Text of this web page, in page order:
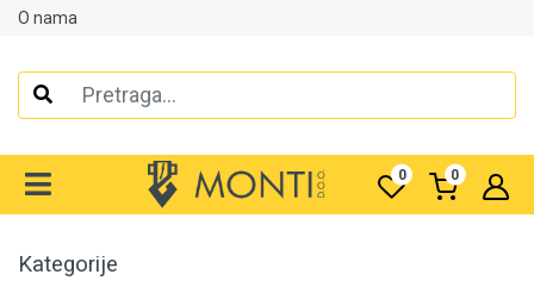
O nama
0 0
Alati
Grijanje i klimatizacija
Kategorije